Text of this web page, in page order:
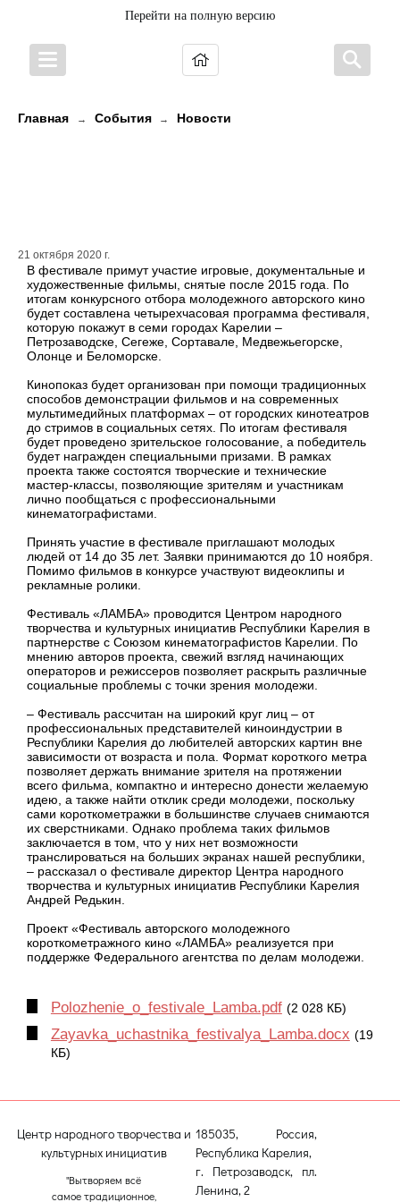
Перейти на полную версию
Главная → События → Новости
21 октября 2020 г.
В фестивале примут участие игровые, документальные и
художественные фильмы, снятые после 2015 года. По
итогам конкурсного отбора молодежного авторского кино
будет составлена четырехчасовая программа фестиваля,
которую покажут в семи городах Карелии –
Петрозаводске, Сегеже, Сортавале, Медвежьегорске,
Олонце и Беломорске.
Кинопоказ будет организован при помощи традиционных
способов демонстрации фильмов и на современных
мультимедийных платформах – от городских кинотеатров
до стримов в социальных сетях. По итогам фестиваля
будет проведено зрительское голосование, а победитель
будет награжден специальными призами. В рамках
проекта также состоятся творческие и технические
мастер-классы, позволяющие зрителям и участникам
лично пообщаться с профессиональными
кинематографистами.
Принять участие в фестивале приглашают молодых
людей от 14 до 35 лет. Заявки принимаются до 10 ноября.
Помимо фильмов в конкурсе участвуют видеоклипы и
рекламные ролики.
Фестиваль «ЛАМБА» проводится Центром народного
творчества и культурных инициатив Республики Карелия в
партнерстве с Союзом кинематографистов Карелии. По
мнению авторов проекта, свежий взгляд начинающих
операторов и режиссеров позволяет раскрыть различные
социальные проблемы с точки зрения молодежи.
– Фестиваль рассчитан на широкий круг лиц – от
профессиональных представителей киноиндустрии в
Республики Карелия до любителей авторских картин вне
зависимости от возраста и пола. Формат короткого метра
позволяет держать внимание зрителя на протяжении
всего фильма, компактно и интересно донести желаемую
идею, а также найти отклик среди молодежи, поскольку
сами короткометражки в большинстве случаев снимаются
их сверстниками. Однако проблема таких фильмов
заключается в том, что у них нет возможности
транслироваться на больших экранах нашей республики,
– рассказал о фестивале директор Центра народного
творчества и культурных инициатив Республики Карелия
Андрей Редькин.
Проект «Фестиваль авторского молодежного
короткометражного кино «ЛАМБА» реализуется при
поддержке Федерального агентства по делам молодежи.
Polozhenie_o_festivale_Lamba.pdf (2 028 КБ)
Zayavka_uchastnika_festivalya_Lamba.docx (19
КБ)
Центр народного творчества и
культурных инициатив
"Вытворяем всё
самое традиционное,
185035, Россия,
Республика Карелия,
г. Петрозаводск, пл.
Ленина, 2